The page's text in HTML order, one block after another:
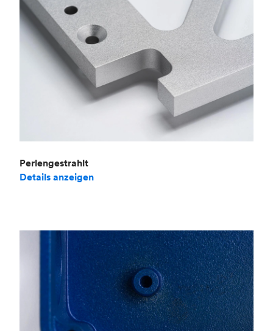
Perlengestrahlt
Details anzeigen